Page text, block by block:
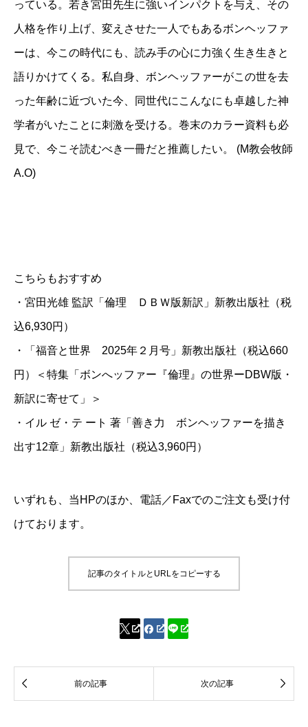
っている。若き宮田先生に強いインパクトを与え、その
人格を作り上げ、変えさせた一人でもあるボンヘッファ
ーは、今この時代にも、読み手の心に力強く生き生きと
語りかけてくる。私自身、ボンヘッファーがこの世を去
った年齢に近づいた今、同世代にこんなにも卓越した神
学者がいたことに刺激を受ける。巻末のカラー資料も必
見で、今こそ読むべき一冊だと推薦したい。 (M教会牧師
A.O)
こちらもおすすめ
・ 宮田光雄 監訳「倫理 ＤＢＷ版新訳」 新教出版社（税
込6,930円）
・ 「福音と世界 2025年２月号」新教出版社 （税込660
円）＜特集「ボンへッファー『倫理』の世界ーDBW版・
新訳に寄せて」＞
・ イル ゼ・テ ート 著「善き力 ボンヘッファーを描き
出す12章」 新教出版社（税込3,960円）
いずれも、当HPのほか、 電話／Faxでのご注文も受け付
けております。
記事のタイトルとURLをコピーする
 
 前の記事 次の記事 